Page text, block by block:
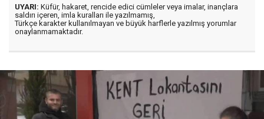
UYARI: Küfür, hakaret, rencide edici cümleler veya imalar, inançlara
saldırı içeren, imla kuralları ile yazılmamış,
Türkçe karakter kullanılmayan ve büyük harflerle yazılmış yorumlar
onaylanmamaktadır.